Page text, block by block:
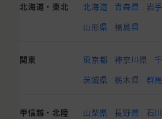
北海道・東北 北海道 青森県 岩
山形県
福島県
関東 東京都 神奈川県
茨城県
栃木県 群
甲信越・北陸 山梨県 長野県 石